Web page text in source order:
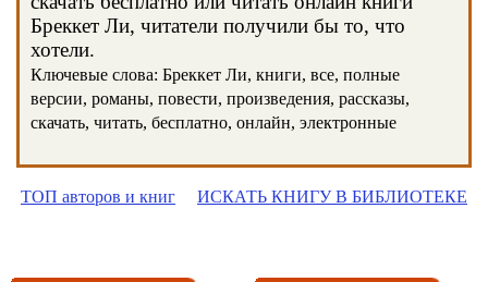
Бреккет Ли, читатели получили бы то, что
хотели.
Ключевые слова: Бреккет Ли, книги, все, полные
версии, романы, повести, произведения, рассказы,
скачать, читать, бесплатно, онлайн, электронные
ТОП авторов и книг ИСКАТЬ КНИГУ В БИБЛИОТЕКЕ